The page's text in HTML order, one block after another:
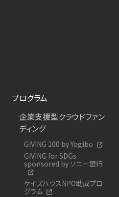
プログラム
企業支援型クラウドファン
ディング
GIVING 100 by Yogibo
GIVING for SDGs
sponsored by ソニー銀行
ケイズハウスNPO助成プロ
グラム